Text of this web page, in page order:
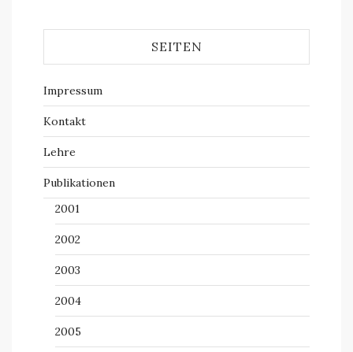
SEITEN
Impressum
Kontakt
Lehre
Publikationen
2001
2002
2003
2004
2005